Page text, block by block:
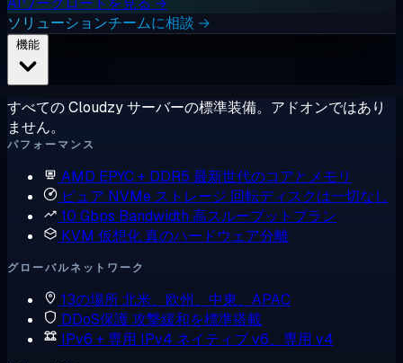
ソリューションチームに相談 →
すべての Cloudzy サーバーの標準装備。アドオンではあり
ません。
パフォーマンス
AMD EPYC + DDR5 最新世代のコアとメモリ
ピュア NVMe ストレージ 回転ディスクは一切なし
10 Gbps Bandwidth 高スループットプラン
KVM 仮想化真のハードウェア分離
グローバルネットワーク
13の場所北米、欧州、中東、APAC
DDoS保護攻撃緩和を標準搭載
IPv6 + 専用 IPv4 ネイティブ v6、専用 v4